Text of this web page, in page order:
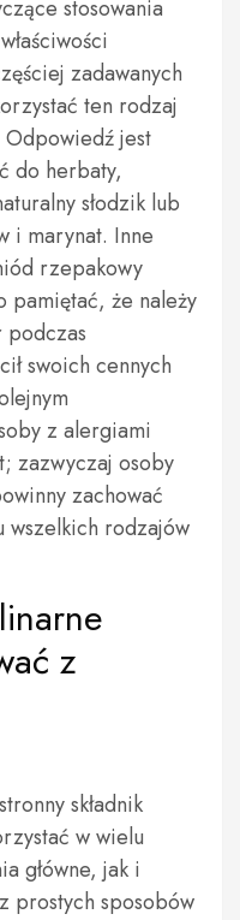
stosowania
zadawanych
ten rodzaj
jest
do herbaty,
słodzik lub
i marynat. Inne
rzepakowy
pamiętać, że należy
podczas
swoich cennych
z alergiami
zazwyczaj osoby
zachować
wszelkich rodzajów
z
składnik
w wielu
główne, jak i
prostych sposobów